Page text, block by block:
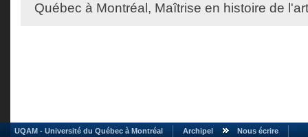
Québec à Montréal, Maîtrise en histoire de
UQAM - Université du Québec à Montréal Archipel Nous écrire